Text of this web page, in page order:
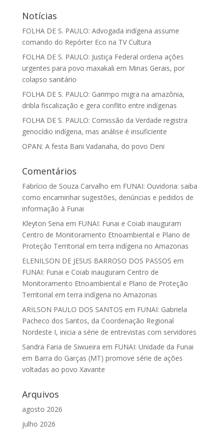
Notícias
FOLHA DE S. PAULO: Advogada indígena assume
comando do Repórter Eco na TV Cultura
FOLHA DE S. PAULO: Justiça Federal ordena ações
urgentes para povo maxakali em Minas Gerais, por
colapso sanitário
FOLHA DE S. PAULO: Garimpo migra na amazônia,
dribla fiscalização e gera conflito entre indígenas
FOLHA DE S. PAULO: Comissão da Verdade registra
genocídio indígena, mas análise é insuficiente
OPAN: A festa Bani Vadanaha, do povo Deni
Comentários
Fabrício de Souza Carvalho em FUNAI: Ouvidoria: saiba
como encaminhar sugestões, denúncias e pedidos de
informação à Funai
Kleyton Sena em FUNAI: Funai e Coiab inauguram
Centro de Monitoramento Etnoambiental e Plano de
Proteção Territorial em terra indígena no Amazonas
ELENILSON DE JESUS BARROSO DOS PASSOS em
FUNAI: Funai e Coiab inauguram Centro de
Monitoramento Etnoambiental e Plano de Proteção
Territorial em terra indígena no Amazonas
ARILSON PAULO DOS SANTOS em FUNAI: Gabriela
Pacheco dos Santos, da Coordenação Regional
Nordeste I, inicia a série de entrevistas com servidores
Sandra Faria de Siwueira em FUNAI: Unidade da Funai
em Barra do Garças (MT) promove série de ações
voltadas ao povo Xavante
Arquivos
agosto 2026
julho 2026